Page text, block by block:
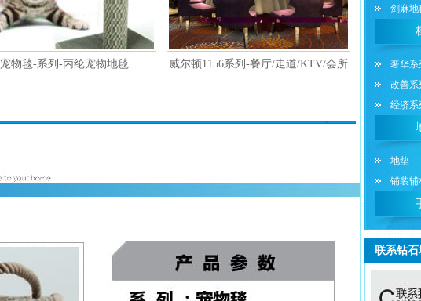
宠物毯-系列-丙纶宠物地毯
威尔顿1156系列-餐厅/走道/KTV/会所
密度：340*400
剑麻地
奢华系
改善系
经济系
地垫
铺装辅
联系钻石